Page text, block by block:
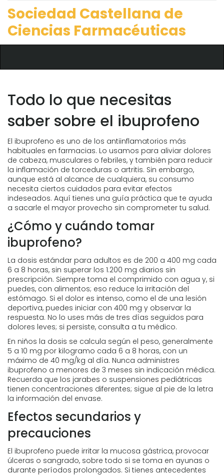
Sociedad Castellana de
Ciencias Farmacéuticas
Todo lo que necesitas
saber sobre el ibuprofeno
El ibuprofeno es uno de los antiinflamatorios más
habituales en farmacias. Lo usamos para aliviar dolores
de cabeza, musculares o febriles, y también para reducir
la inflamación de torceduras o artritis. Sin embargo,
aunque está al alcance de cualquiera, su consumo
necesita ciertos cuidados para evitar efectos
indeseados. Aquí tienes una guía práctica que te ayuda
a sacarle el mayor provecho sin comprometer tu salud.
¿Cómo y cuándo tomar
ibuprofeno?
La dosis estándar para adultos es de 200 a 400 mg cada
6 a 8 horas, sin superar los 1.200 mg diarios sin
prescripción. Siempre toma el comprimido con agua y, si
puedes, con alimentos; eso reduce la irritación del
estómago. Si el dolor es intenso, como el de una lesión
deportiva, puedes iniciar con 400 mg y observar la
respuesta. No lo uses más de tres días seguidos para
dolores leves; si persiste, consulta a tu médico.
En niños la dosis se calcula según el peso, generalmente
5 a 10 mg por kilogramo cada 6 a 8 horas, con un
máximo de 40 mg/kg al día. Nunca administres
ibuprofeno a menores de 3 meses sin indicación médica.
Recuerda que los jarabes o suspensiones pediátricas
tienen concentraciones diferentes; sigue al pie de la letra
la información del envase.
Efectos secundarios y
precauciones
El ibuprofeno puede irritar la mucosa gástrica, provocar
úlceras o sangrado, sobre todo si se toma en ayunas o
durante períodos prolongados. Si tienes antecedentes